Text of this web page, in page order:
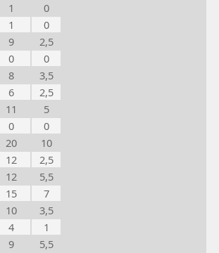
1
0
1
0
9
2,5
0
0
8
3,5
6
2,5
11
5
0
0
20
10
12
2,5
12
5,5
15
7
10
3,5
4
1
9
5,5